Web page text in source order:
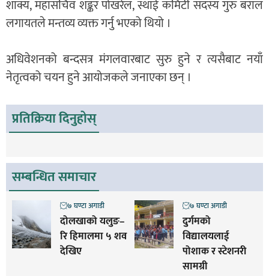
शाक्य, महासचिव शङ्कर पोखरेल, स्थाई कमिटी सदस्य गुरु बराल
लगायतले मन्तव्य व्यक्त गर्नु भएको थियो ।
अधिवेशनको बन्दसत्र मंगलवारबाट सुरु हुने र त्यसैबाट नयाँ
नेतृत्वको चयन हुने आयोजकले जनाएका छन् ।
प्रतिक्रिया दिनुहोस्
सम्बन्धित समाचार
दोलखाको यलुङ–
रि हिमालमा ५ शव
देखिए
७ घण्टा अगाडी
दुर्गमको
विद्यालयलाई
पोशाक र स्टेशनरी
सामग्री
७ घण्टा अगाडी